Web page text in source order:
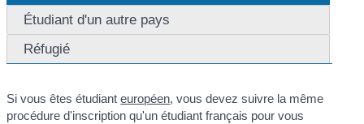
Étudiant d'un autre pays
Réfugié
Si vous êtes étudianteuropéen, vous devez suivre la même
procédure d'inscription qu'un étudiant français pour vous